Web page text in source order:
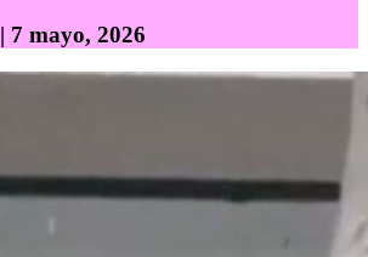
| 7 mayo, 2026